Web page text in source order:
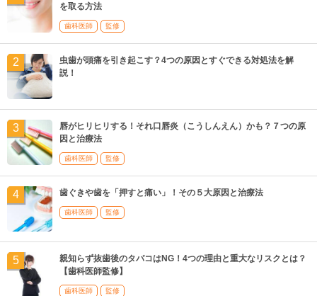
を取る方法
歯科医師 監修
虫歯が頭痛を引き起こす？4つの原因とすぐできる対処法を解
説！
唇がヒリヒリする！それ口唇炎（こうしんえん）かも？７つの原
因と治療法
歯科医師 監修
歯ぐきや歯を「押すと痛い」！その５大原因と治療法
歯科医師 監修
親知らず抜歯後のタバコはNG！4つの理由と重大なリスクとは？
【歯科医師監修】
歯科医師 監修